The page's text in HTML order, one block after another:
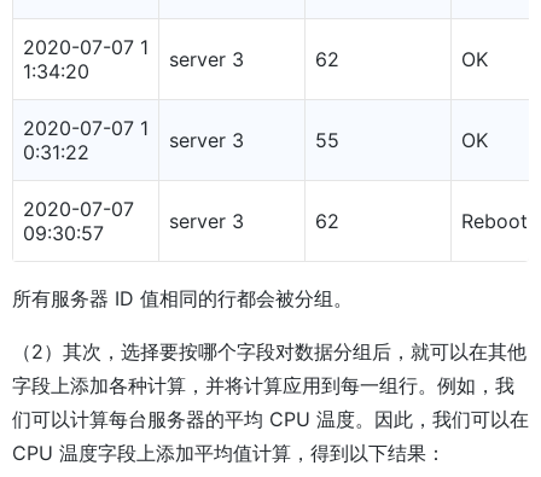
2020-07-07 1
1:34:20
server 3 62 OK
2020-07-07 1
0:31:22
server 3 55 OK
2020-07-07
09:30:57
server 3 62
所有服务器 ID 值相同的行都会被分组。
（2）其次，选择要按哪个字段对数据分组后，就可以在其他
字段上添加各种计算，并将计算应用到每一组行。例如，我
们可以计算每台服务器的平均 CPU 温度。因此，我们可以在
CPU 温度字段上添加平均值计算，得到以下结果：